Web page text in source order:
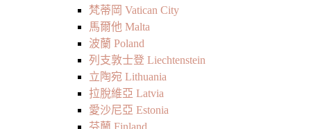
梵蒂岡 Vatican City
馬爾他 Malta
波蘭 Poland
列支敦士登 Liechtenstein
立陶宛 Lithuania
拉脫維亞 Latvia
愛沙尼亞 Estonia
芬蘭 Finland